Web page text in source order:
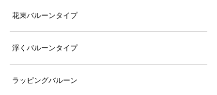
花束バルーンタイプ
浮くバルーンタイプ
ラッピングバルーン